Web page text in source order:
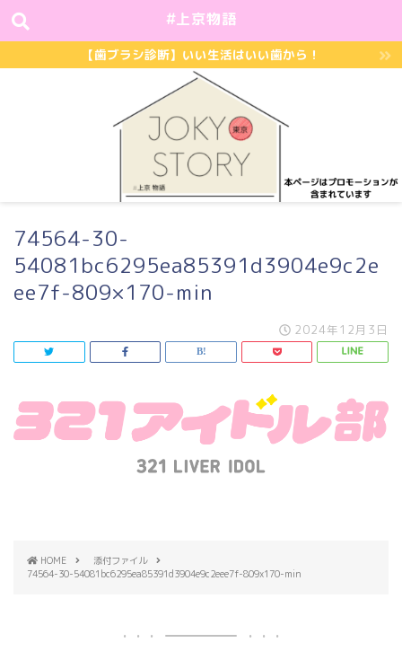
#上京物語
【歯ブラシ診断】いい生活はいい歯から！
74564-30-
54081bc6295ea85391d3904e9c2e
ee7f-809×170-min
2024年12月3日
HOME
添付ファイル
74564-30-54081bc6295ea85391d3904e9c2eee7f-809x170-min